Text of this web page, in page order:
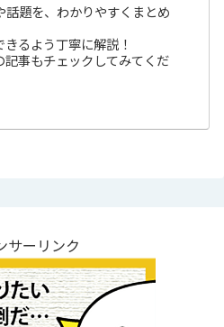
題を、わかりやすくまとめ
るよう丁寧に解説！
事もチェックしてみてくだ
サーリンク